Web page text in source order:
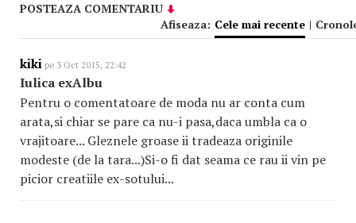
POSTEAZA COMENTARIU
Afiseaza: Cele mai recente |
kiki pe 3 Oct 2015, 22:42
Iulica exAlbu
Pentru o comentatoare de moda nu ar conta cum
arata,si chiar se pare ca nu-i pasa,daca umbla ca o
vrajitoare... Gleznele groase ii tradeaza originile
modeste (de la tara...)Si-o fi dat seama ce rau ii vin pe
picior creatiile ex-sotului...